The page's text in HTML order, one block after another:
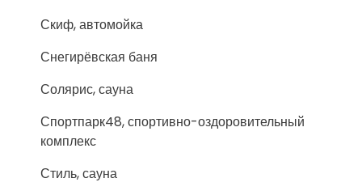
Скиф, автомойка
Снегирёвская баня
Солярис, сауна
Спортпарк48, спортивно-оздоровительный
комплекс
Стиль, сауна